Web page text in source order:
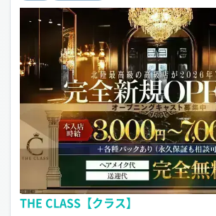
THE CLASS【クラス】